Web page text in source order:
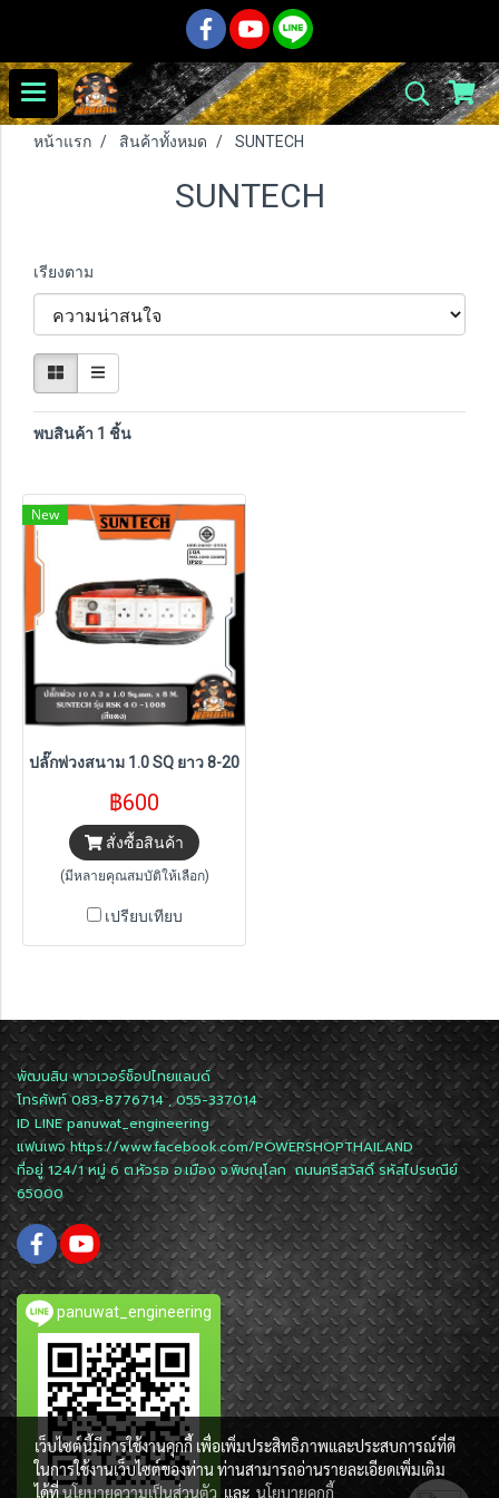
หน้าแรก สินค้าทั้งหมด SUNTECH
SUNTECH
เรียงตาม
พบสินค้า 1 ชิ้น
New
ปลั๊กพ่วงสนาม 1.0 SQ ยาว 8-20 เมตร RSK40-1008
฿600
สั่งซื้อสินค้า
(มีหลายคุณสมบัติให้เลือก)
เปรียบเทียบ
พัฒนสิน พาวเวอร์ช็อปไทยแลนด์
โทรศัพท์ 083-8776714 , 055-337014
ID LINEpanuwat_engineering
แฟนเพจhttps://www.facebook.com/POWERSHOPTHAILAND
ที่อยู่ 124/1 หมู่ 6 ต.หัวรอ อ.เมือง จ.พิษณุโลก ถนนศรีสวัสดิ์ รหัสไปรษณีย์
65000
panuwat_engineering
เว็บไซต์นี้มีการใช้งานคุกกี้ เพื่อเพิ่มประสิทธิภาพและประสบการณ์ที่ดี
ในการใช้งานเว็บไซต์ของท่าน ท่านสามารถอ่านรายละเอียดเพิ่มเติม
ได้ที่นโยบายความเป็นส่วนตัว และ นโยบายคุกกี้